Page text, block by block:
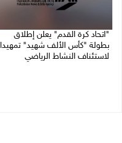
"اتحاد كرة القدم" يعلن إطلاق
بطولة "كأس الألف شهيد" تمهيدا
لاستئناف النشاط الرياضي